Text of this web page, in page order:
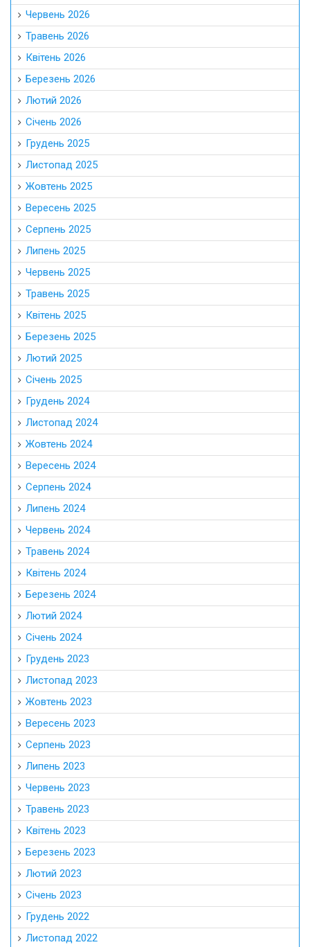
Червень 2026
Травень 2026
Квітень 2026
Березень 2026
Лютий 2026
Січень 2026
Грудень 2025
Листопад 2025
Жовтень 2025
Вересень 2025
Серпень 2025
Липень 2025
Червень 2025
Травень 2025
Квітень 2025
Березень 2025
Лютий 2025
Січень 2025
Грудень 2024
Листопад 2024
Жовтень 2024
Вересень 2024
Серпень 2024
Липень 2024
Червень 2024
Травень 2024
Квітень 2024
Березень 2024
Лютий 2024
Січень 2024
Грудень 2023
Листопад 2023
Жовтень 2023
Вересень 2023
Серпень 2023
Липень 2023
Червень 2023
Травень 2023
Квітень 2023
Березень 2023
Лютий 2023
Січень 2023
Грудень 2022
Листопад 2022